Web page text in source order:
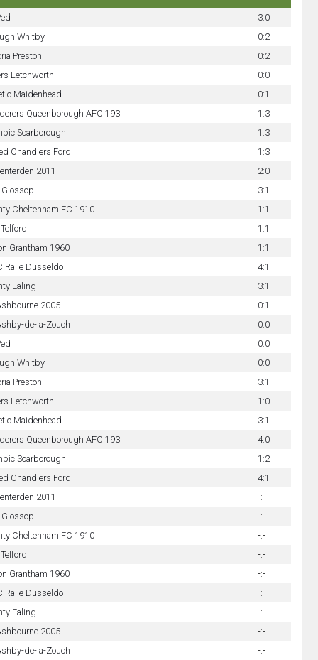
3:0
Whitby
0:2
Preston
0:2
Letchworth
0:0
Maidenhead
0:1
Queenborough AFC 193
1:3
Scarborough
1:3
Chandlers Ford
1:3
2011
2:0
3:1
Cheltenham FC 1910
1:1
1:1
Grantham 1960
1:1
Ralle Düsseldo
4:1
Ealing
3:1
2005
0:1
de-la-Zouch
0:0
0:0
Whitby
0:0
Preston
3:1
Letchworth
1:0
Maidenhead
3:1
Queenborough AFC 193
4:0
Scarborough
1:2
Chandlers Ford
4:1
2011
-:-
-:-
Cheltenham FC 1910
-:-
-:-
Grantham 1960
-:-
Ralle Düsseldo
-:-
Ealing
-:-
2005
-:-
de-la-Zouch -:-